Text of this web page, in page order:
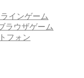
インゲーム
ラウザゲーム
フォン